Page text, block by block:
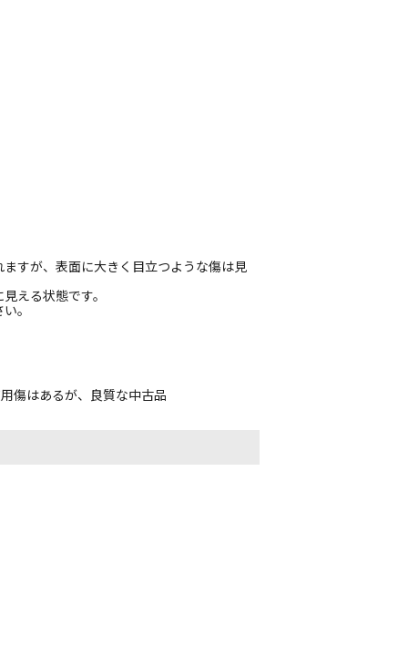
すが、表面に大きく目立つような傷は見
える状態です。
。
傷はあるが、良質な中古品